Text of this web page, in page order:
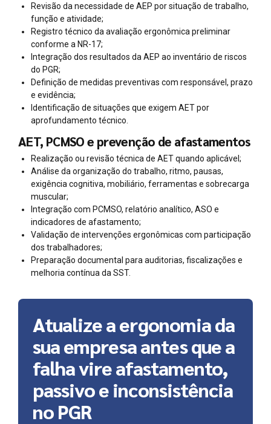
Revisão da necessidade de AEP por situação de trabalho,
função e atividade;
Registro técnico da avaliação ergonômica preliminar
conforme a NR-17;
Integração dos resultados da AEP ao inventário de riscos
do PGR;
Definição de medidas preventivas com responsável, prazo
e evidência;
Identificação de situações que exigem AET por
aprofundamento técnico.
AET, PCMSO e prevenção de afastamentos
Realização ou revisão técnica de AET quando aplicável;
Análise da organização do trabalho, ritmo, pausas,
exigência cognitiva, mobiliário, ferramentas e sobrecarga
muscular;
Integração com PCMSO, relatório analítico, ASO e
indicadores de afastamento;
Validação de intervenções ergonômicas com participação
dos trabalhadores;
Preparação documental para auditorias, fiscalizações e
melhoria contínua da SST.
Atualize a ergonomia da
sua empresa antes que a
falha vire afastamento,
passivo e inconsistência
no PGR